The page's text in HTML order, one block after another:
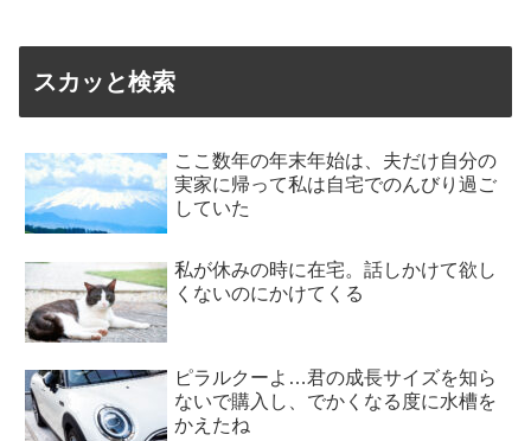
スカッと検索
ここ数年の年末年始は、夫だけ自分の
実家に帰って私は自宅でのんびり過ご
していた
私が休みの時に在宅。話しかけて欲し
くないのにかけてくる
ピラルクーよ…君の成長サイズを知ら
ないで購入し、でかくなる度に水槽を
かえたね